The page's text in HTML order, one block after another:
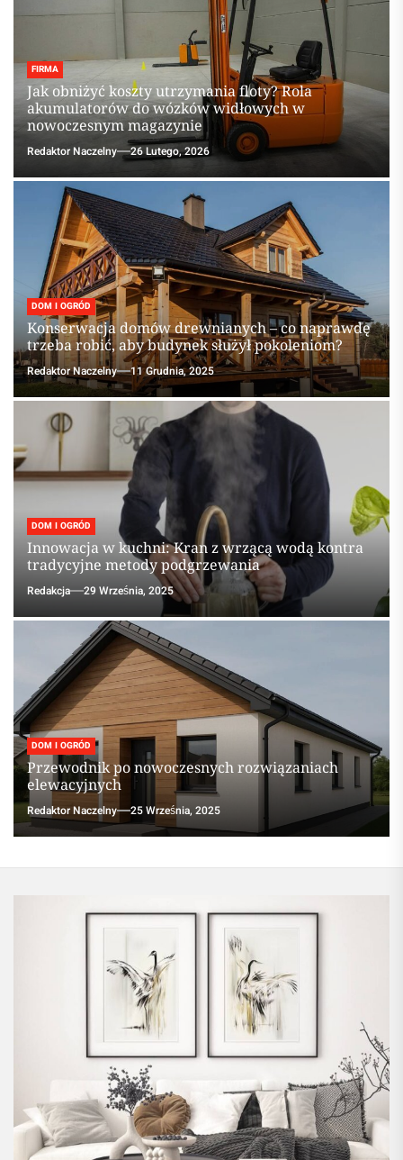
FIRMA
Jak obniżyć koszty utrzymania floty? Rola
akumulatorów do wózków widłowych w
nowoczesnym magazynie
Redaktor Naczelny 26 Lutego, 2026
DOM I OGRÓD
Konserwacja domów drewnianych – co naprawdę
trzeba robić, aby budynek służył pokoleniom?
Redaktor Naczelny 11 Grudnia, 2025
DOM I OGRÓD
Innowacja w kuchni: Kran z wrzącą wodą kontra
tradycyjne metody podgrzewania
Redakcja 29 Września, 2025
DOM I OGRÓD
Przewodnik po nowoczesnych rozwiązaniach
elewacyjnych
Redaktor Naczelny 25 Września, 2025